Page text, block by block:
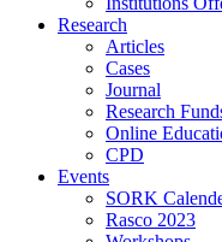
Research
Articles
Cases
Journal
Research
Online
CPD
Events
SORK
Rasco 2023